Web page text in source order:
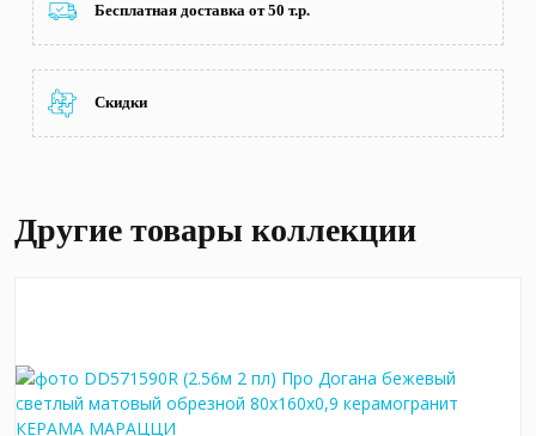
Бесплатная доставка от 50 т.р.
Скидки
Другие товары коллекции